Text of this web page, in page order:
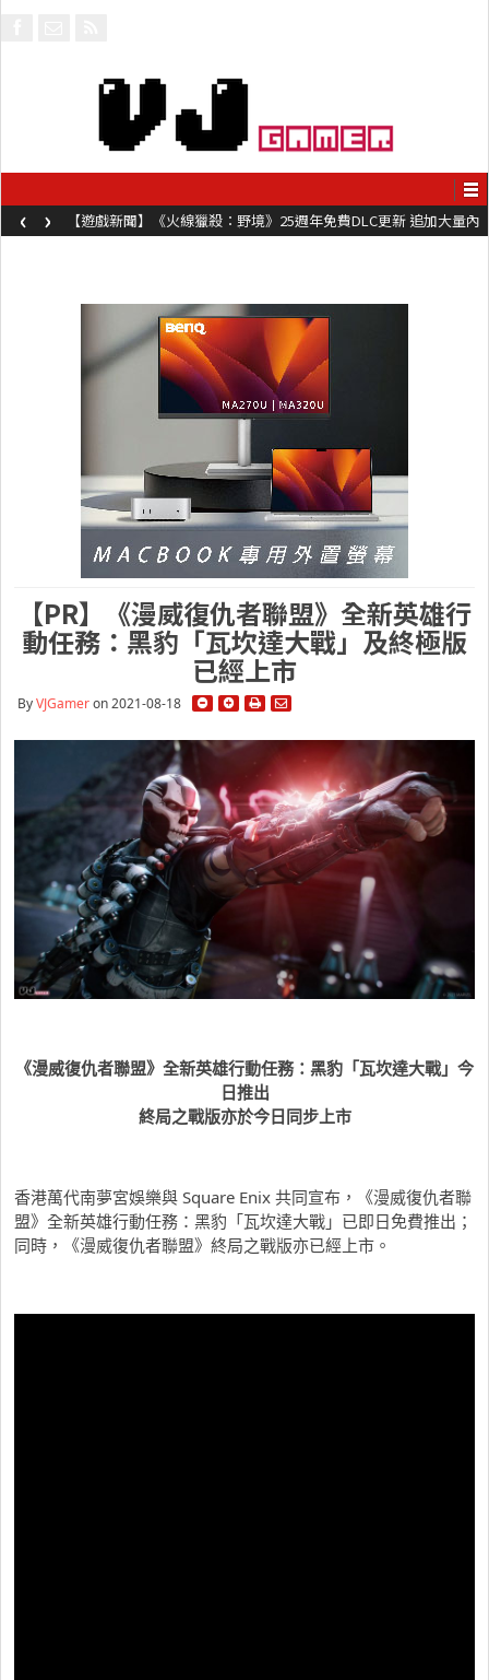
【遊戲新聞】《火線獵殺：野境》25週年免費DLC更新 追加大量內
容同時系舊作限時超平價折扣
‹ ›
【PR】《漫威復仇者聯盟》全新英雄行
動任務：黑豹「瓦坎達大戰」及終極版
已經上市
ByVJGameron 2021-08-18
《漫威復仇者聯盟》全新英雄行動任務：黑豹「瓦坎達大戰」今
日推出
終局之戰版亦於今日同步上市
香港萬代南夢宮娛樂與 Square Enix 共同宣布，《漫威復仇者聯
盟》全新英雄行動任務：黑豹「瓦坎達大戰」已即日免費推出；
同時，《漫威復仇者聯盟》終局之戰版亦已經上市。